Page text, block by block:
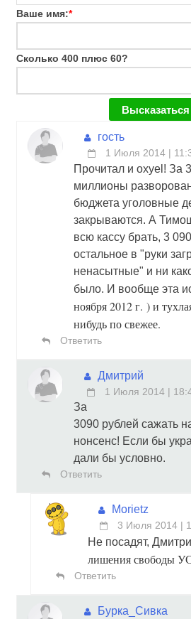
Ваше имя:*
Сколько 400 плюс 60?
гость
1 Июля 2014 |
Прочитал и oxyel! За
миллионы
бюджета уголовные
закрываются. А
всю кассу брать, 3
остальное в "руки
ненасытные" и ни
было. И вообще эта
ноября 2012 г. ) и
нибудь по свежее.
Ответить
Дмитрий
1 Июля 2014 |
За
3090 рублей сажать
нонсенс! Если бы
дали бы условно.
Ответить
Morietz
3 Июля 2014 |
Не посадят,
лишения свободы
Ответить
Бурка_Сивка